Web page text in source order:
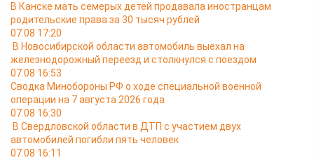
В Канске мать семерых детей продавала иностранцам
родительские права за 30 тысяч рублей
07.08 17:20
В Новосибирской области автомобиль выехал на
железнодорожный переезд и столкнулся с поездом
07.08 16:53
Сводка Минобороны РФ о ходе специальной военной
операции на 7 августа 2026 года
07.08 16:30
В Свердловской области в ДТП с участием двух
автомобилей погибли пять человек
07.08 16:11